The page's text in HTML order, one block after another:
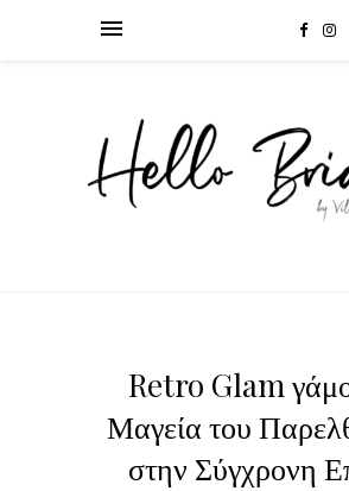
Retro Glam
Μαγεία του
στην Σύγχρονη